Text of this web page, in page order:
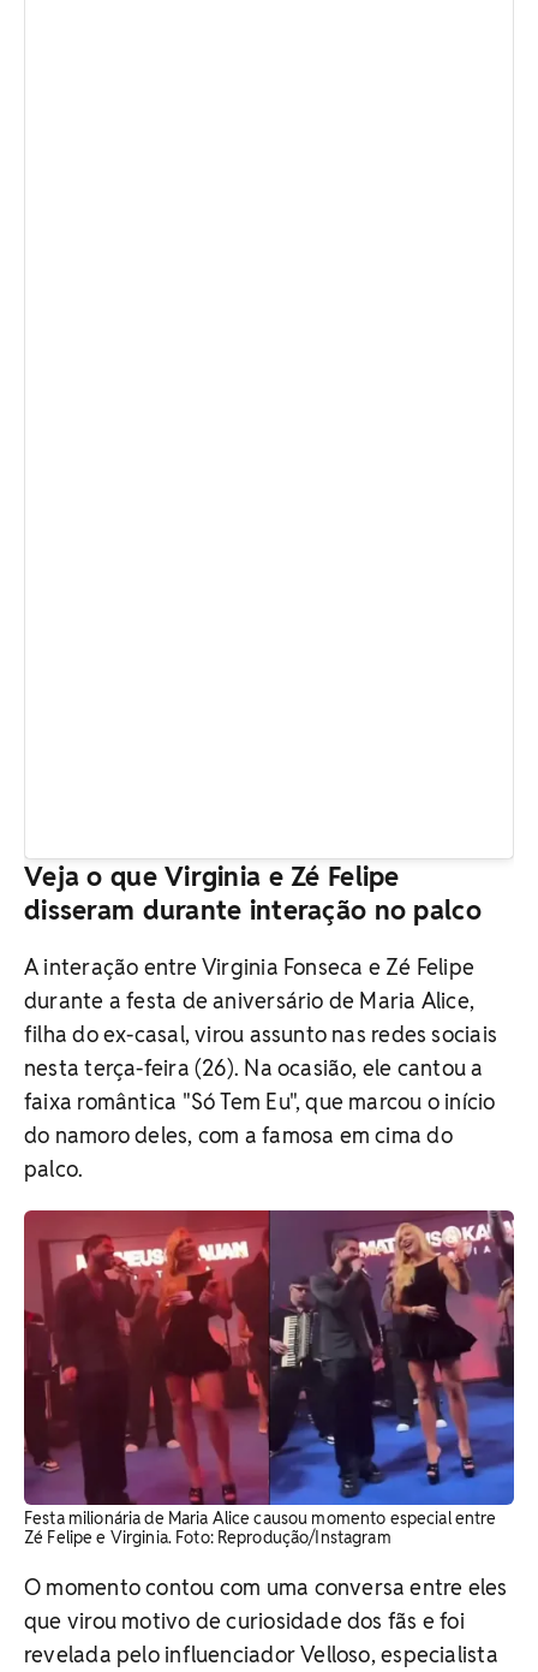
Veja o que Virginia e Zé Felipe
disseram durante interação no palco
A interação entre Virginia Fonseca e Zé Felipe
durante a festa de aniversário de Maria Alice,
filha do ex-casal, virou assunto nas redes sociais
nesta terça-feira (26). Na ocasião, ele cantou a
faixa romântica "Só Tem Eu", que marcou o início
do namoro deles, com a famosa em cima do
palco.
Festa milionária de Maria Alice causou momento especial entre
Zé Felipe e Virginia. Foto: Reprodução/Instagram
O momento contou com uma conversa entre eles
que virou motivo de curiosidade dos fãs e foi
revelada pelo influenciador Velloso, especialista